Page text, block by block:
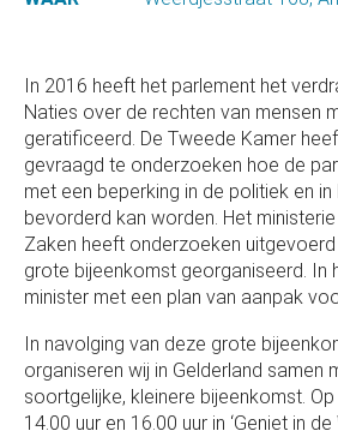
In 2016 heeft het parlement het
Naties over de rechten van mensen
geratificeerd. De Tweede Kamer
gevraagd te onderzoeken hoe de
met een beperking in de politiek en
bevorderd kan worden. Het
Zaken heeft onderzoeken uitgevoerd
grote bijeenkomst georganiseerd. In
minister met een plan van aanpak
In navolging van deze grote
organiseren wij in Gelderland samen
soortgelijke, kleinere bijeenkomst.
14.00 uur en 16.00 uur in ‘Geniet in de